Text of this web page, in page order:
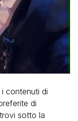
contenuti di
di
sotto la